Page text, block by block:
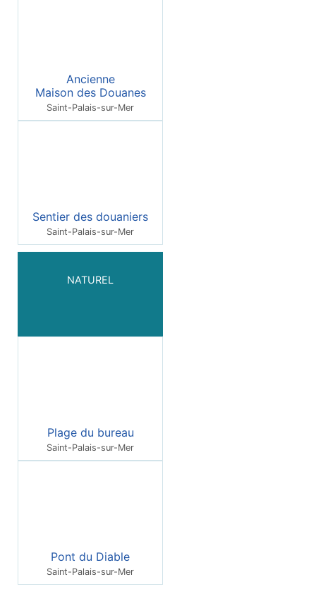
Ancienne
Maison des Douanes
Saint-Palais-sur-Mer
Sentier des douaniers
Saint-Palais-sur-Mer
NATUREL
Plage du bureau
Saint-Palais-sur-Mer
Pont du Diable
Saint-Palais-sur-Mer